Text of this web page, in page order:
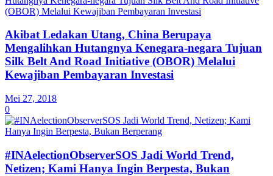
Akibat Ledakan Utang, China Berupaya
Mengalihkan Hutangnya Kenegara-negara Tujuan
Silk Belt And Road Initiative (OBOR) Melalui
Kewajiban Pembayaran Investasi
Mei 27, 2018
0
#INAelectionObserverSOS Jadi World Trend,
Netizen; Kami Hanya Ingin Berpesta, Bukan